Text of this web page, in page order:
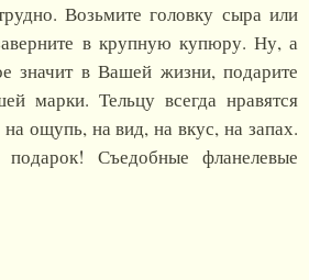
Возьмите головку сыра или
в крупную купюру. Ну, а
значит в Вашей жизни, подарите
марки. Тельцу всегда нравятся
ощупь, на вид, на вкус, на запах.
Съедобные фланелевые